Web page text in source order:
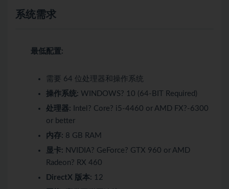
系统需求
最低配置:
需要 64 位处理器和操作系统
操作系统: WINDOWS? 10 (64-BIT Required)
处理器: Intel? Core? i5-4460 or AMD FX?-6300
or better
内存: 8 GB RAM
显卡: NVIDIA? GeForce? GTX 960 or AMD
Radeon? RX 460
DirectX 版本: 12